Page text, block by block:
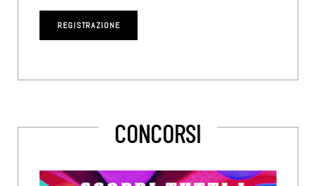
CONCORSI